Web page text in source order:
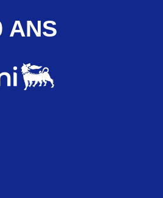
ANS